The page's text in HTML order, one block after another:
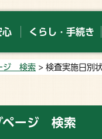
心 くらし・手続き
ジ 検索 > 検査実施日別
ページ 検索